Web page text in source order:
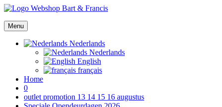
Menu
Nederlands
Nederlands
English
français
Home
0
outlet promotion 13 14 15 16 augustus